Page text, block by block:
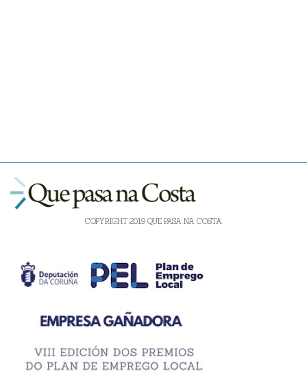
COPYRIGHT 2019 QUE PASA NA COSTA